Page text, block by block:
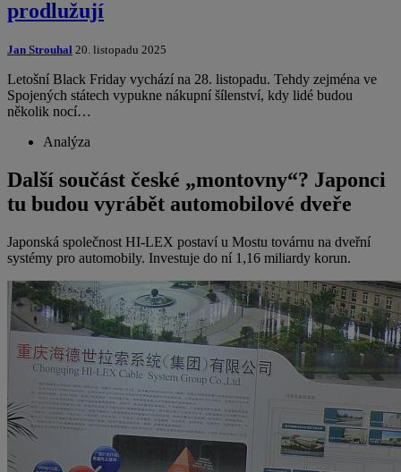
prodlužují
Jan Strouhal 20. listopadu 2025
Letošní Black Friday vychází na 28. listopadu. Tehdy zejména ve
Spojených státech vypukne nákupní šílenství, kdy lidé budou
několik nocí…
Analýza
Další součást české „montovny“? Japonci
tu budou vyrábět automobilové dveře
Japonská společnost HI-LEX postaví u Mostu továrnu na dveřní
systémy pro automobily. Investuje do ní 1,16 miliardy korun.